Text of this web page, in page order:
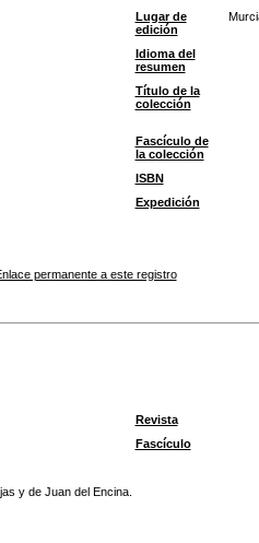
Lugar de
edición
Idioma del
resumen
Título de la
colección
Fascículo de
la colección
ISBN
Expedición
permanente a este registro
Revista
Fascículo
y de Juan del Encina.